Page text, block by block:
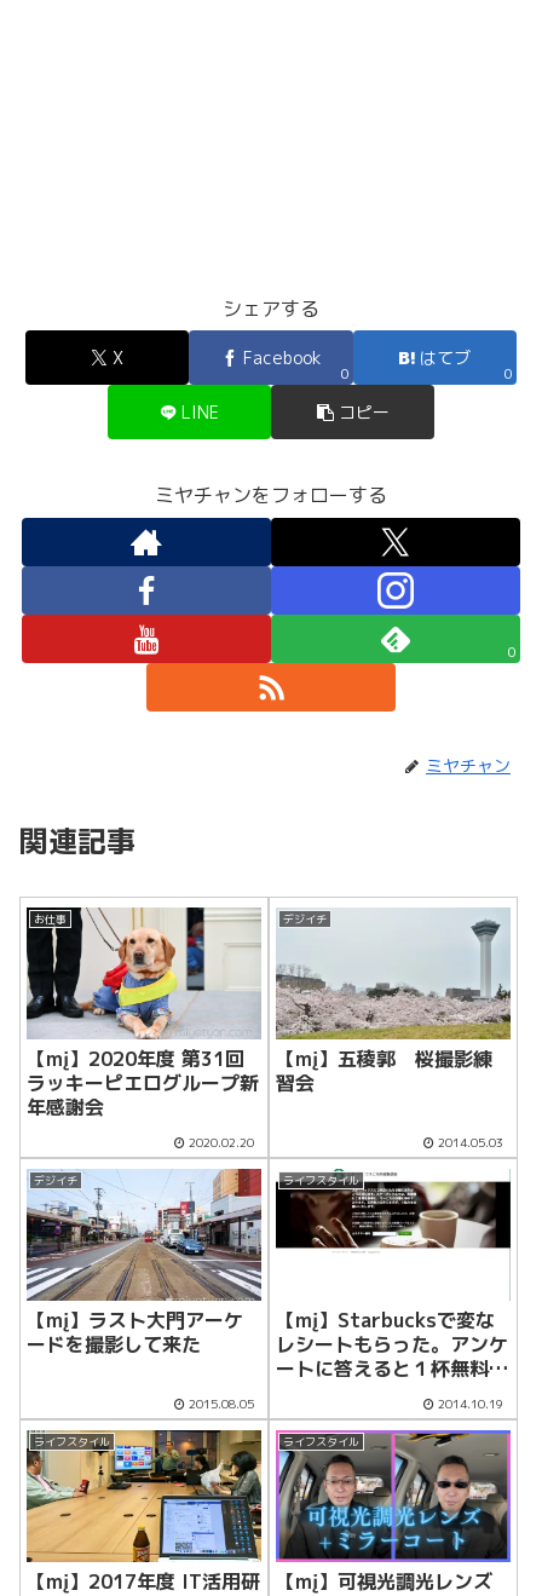
シェアする
X Facebook
0
はてブ
0
LINE コピー
ミヤチャンをフォローする
0
ミヤチャン
関連記事
お仕事
【mį】2020年度 第31回
ラッキーピエログループ新
年感謝会
2020.02.20
デジイチ
【mį】五稜郭 桜撮影練
習会
2014.05.03
デジイチ
【mį】ラスト大門アーケ
ードを撮影して来た
2015.08.05
ライフスタイル
【mį】Starbucksで変な
レシートもらった。アンケ
ートに答えると１杯無料ら
しいのでやってみた2014.10.19
ライフスタイル
【mį】2017年度 IT活用研
ライフスタイル
【mį】可視光調光レンズ